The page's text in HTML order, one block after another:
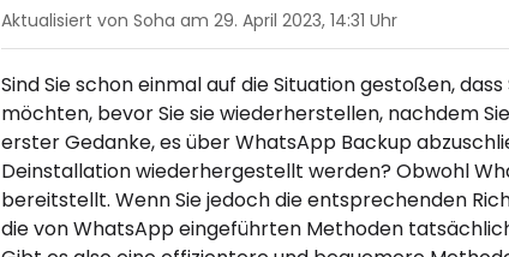
Aktualisiert von Soha am 29. April 2023, 14:31 Uhr
Sind Sie schon einmal auf die Situation gestoßen,
möchten, bevor Sie sie wiederherstellen, nachdem
erster Gedanke, es über WhatsApp Backup
Deinstallation wiederhergestellt werden? Obwohl
bereitstellt. Wenn Sie jedoch die entsprechenden
die von WhatsApp eingeführten Methoden